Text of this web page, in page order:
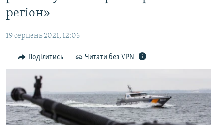
до
основної
Перейти
пошуку
ПОЛІТИКА
ПОГЛЯД
ІНТЕРВ'Ю
ВСЕ ЗА ДЕНЬ
СПЕЦПРОЕКТИ
ДЕПОРТАЦІЯ
ЯК ОБІЙТИ БЛОКУВАННЯ
регіон»
19 серпень 2021, 12:06
Поділитись Читати без VPN